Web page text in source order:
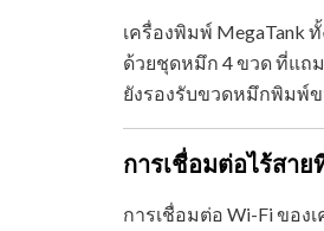
เครื่องพิมพ์ MegaTank
ด้วยชุดหมึก 4 ขวด ที่แถ
ยังรองรับขวดหมึกพิมพ์
การเชื่อมต่อไร้สา
การเชื่อมต่อ Wi-Fi ของ